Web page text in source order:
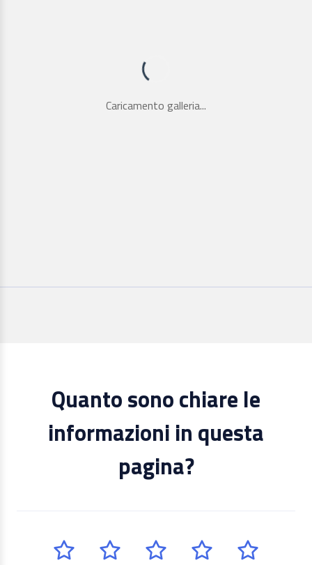
Caricamento galleria...
Quanto sono chiare le
informazioni in questa
pagina?